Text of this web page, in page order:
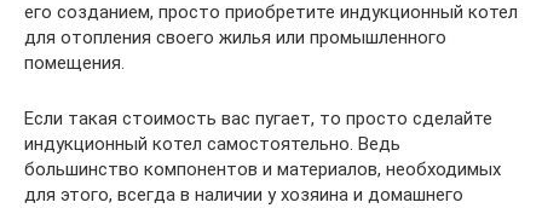
его созданием, просто приобретите индукционный котел
для отопления своего жилья или промышленного
помещения.
Если такая стоимость вас пугает, то просто сделайте
индукционный котел самостоятельно. Ведь
большинство компонентов и материалов, необходимых
для этого, всегда в наличии у хозяина и домашнего